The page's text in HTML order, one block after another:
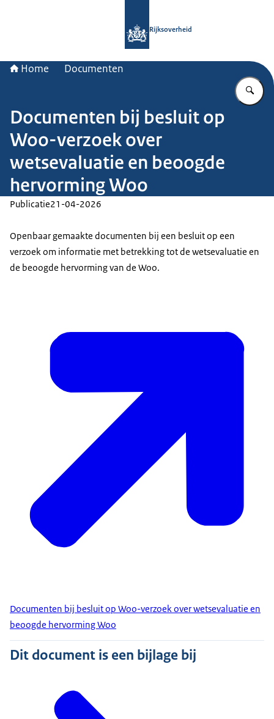
Rijksoverheid
Home Documenten
Documenten bij besluit op
Woo-verzoek over
wetsevaluatie en beoogde
hervorming Woo
Publicatie21-04-2026
Openbaar gemaakte documenten bij een besluit op een
verzoek om informatie met betrekking tot de wetsevaluatie en
de beoogde hervorming van de Woo.
Documenten bij besluit op Woo-verzoek over wetsevaluatie en
beoogde hervorming Woo
Dit document is een bijlage bij